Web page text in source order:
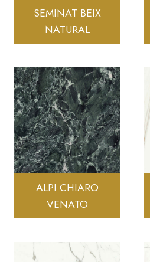
SEMINAT BEIX
NATURAL
ALPI CHIARO
VENATO